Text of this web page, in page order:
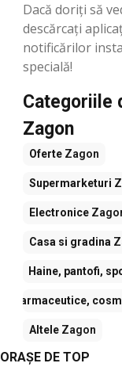
Dacă doriți să
descărcați
notificărilor
specială!
Categoriile
Zagon
Oferte Zagon
Supermarketuri
Electronice
Casa si gradina
Haine, pantofi,
Farmaceutice,
Altele Zagon
ORAŞE DE TOP